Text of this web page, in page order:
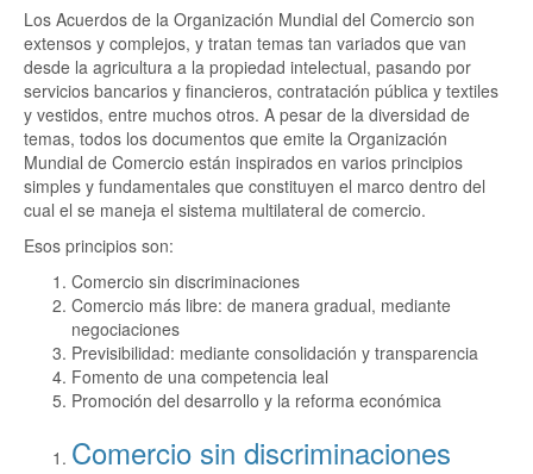
Los Acuerdos de la Organización Mundial del Comercio son
extensos y complejos, y tratan temas tan variados que van
desde la agricultura a la propiedad intelectual, pasando por
servicios bancarios y financieros, contratación pública y textiles
y vestidos, entre muchos otros. A pesar de la diversidad de
temas, todos los documentos que emite la Organización
Mundial de Comercio están inspirados en varios principios
simples y fundamentales que constituyen el marco dentro del
cual el se maneja el sistema multilateral de comercio.
Esos principios son:
Comercio sin discriminaciones
Comercio más libre: de manera gradual, mediante
negociaciones
Previsibilidad: mediante consolidación y transparencia
Fomento de una competencia leal
Promoción del desarrollo y la reforma económica
Comercio sin discriminaciones